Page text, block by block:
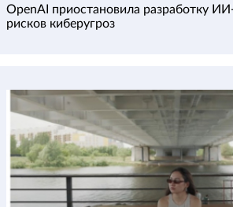
OpenAI приостановила разработку
рисков киберугроз